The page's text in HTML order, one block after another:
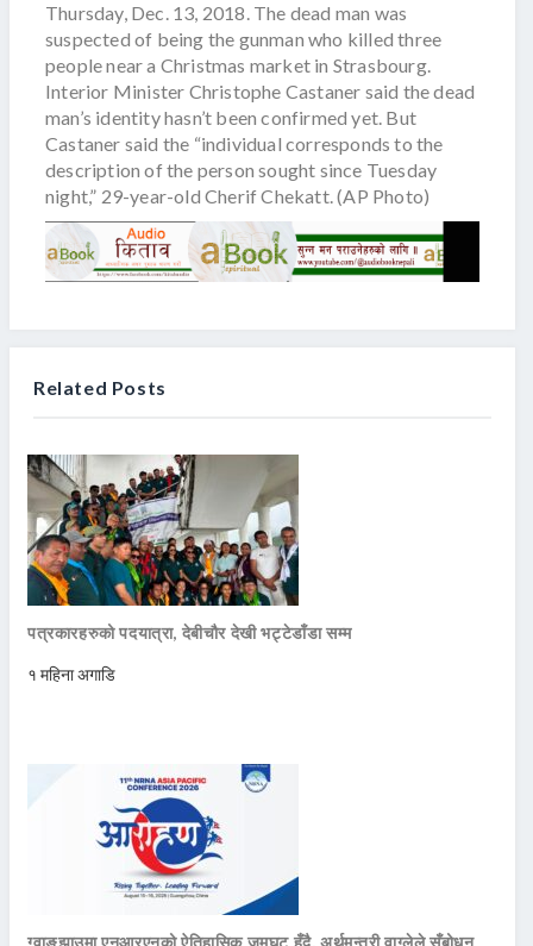
Thursday, Dec. 13, 2018. The dead man was
suspected of being the gunman who killed three
people near a Christmas market in Strasbourg.
Interior Minister Christophe Castaner said the dead
man’s identity hasn’t been confirmed yet. But
Castaner said the “individual corresponds to the
description of the person sought since Tuesday
night,” 29-year-old Cherif Chekatt. (AP Photo)
Related Posts
पत्रकारहरुको पदयात्रा, देबीचौर देखी भट्टेडाँडा सम्म
१ महिना अगाडि
ग्वाङ्झाउमा एनआरएनको ऐतिहासिक जमघट हुँदै, अर्थमन्त्री वाग्लेले सँबोधन